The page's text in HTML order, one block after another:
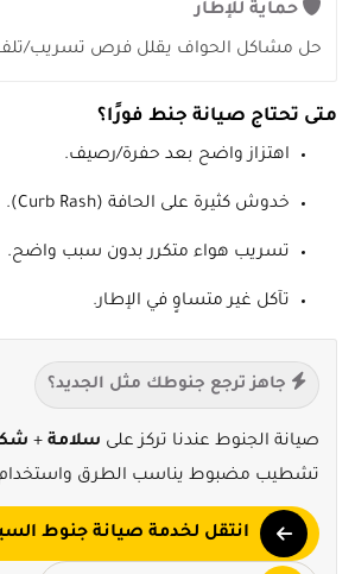
حماية للإطار
حل مشاكل الحواف يقلل فرص تسريب/
متى تحتاج صيانة جنط فورًا؟
اهتزاز واضح بعد حفرة/رصيف.
خدوش كثيرة على الحافة (Curb Rash).
تسريب هواء متكرر بدون سبب واضح.
تآكل غير متساوٍ في الإطار.
جاهز ترجع جنوطك مثل الجديد؟
صيانة الجنوط عندنا تركز على سلامة +
تشطيب مضبوط يناسب الطرق واستخدام
انتقل لخدمة صيانة جنوط